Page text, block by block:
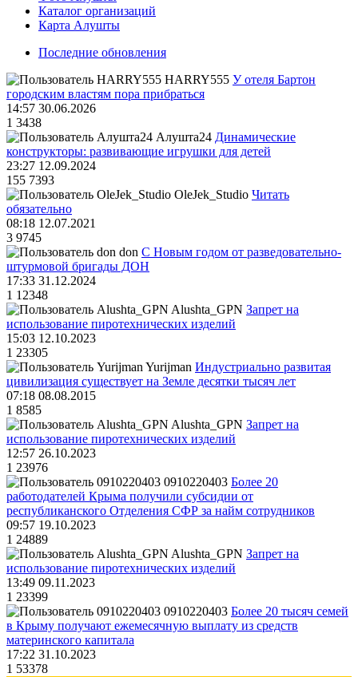
Каталог организаций
Карта Алушты
Последние обновления
HARRY555 У отеля Бартон
городским властям пора прибраться
14:57 30.06.2026
1 3438
Алушта24 Динамические
конструкторы: развивающие игрушки для детей
23:27 12.09.2024
155 7393
OleJek_Studio Читать
обязательно
08:18 12.07.2021
3 9745
don С Новым годом от разведовательно-
штурмовой бригады ДОН
17:33 31.12.2024
1 12348
Alushta_GPN Запрет на
использование пиротехнических изделий
15:03 12.10.2023
1 23305
Yurijman Индустриально развитая
цивилизация существует на Земле десятки тысяч лет
07:18 08.08.2015
1 8585
Alushta_GPN Запрет на
использование пиротехнических изделий
12:57 26.10.2023
1 23976
0910220403 Более 20
работодателей Крыма получили субсидии от
республиканского Отделения СФР за найм сотрудников
09:57 19.10.2023
1 24889
Alushta_GPN Запрет на
использование пиротехнических изделий
13:49 09.11.2023
1 23399
0910220403 Более 20 тысяч семей
в Крыму получают ежемесячную выплату из средств
материнского капитала
17:22 31.10.2023
1 53378